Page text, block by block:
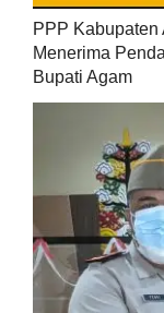
PPP
Menerima
Bupati Agam